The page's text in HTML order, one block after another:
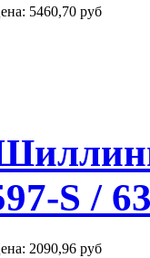
5460,70 руб
S /
2090,96 руб